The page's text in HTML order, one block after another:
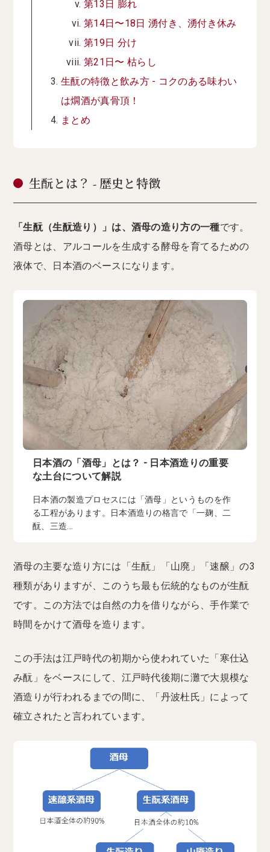
第13日 膨れ
第14日〜18日 湧付き、湧付き休み
第19日 分け
第21日〜 枯らし
生酛の特徴と飲み方 - コクのある味わい
は燗酒が真骨頂！
まとめ
生酛とは？ - 歴史と特徴
「生酛（生酛造り）」は、酒母の造り方の一種です。
酒母とは、アルコールを生成する酵母を育てるための
液体で、日本酒のベースになります。
日本酒の「酒母」とは？ - 日本酒造りの重要
な土台について解説
日本酒の製造プロセスには「酒母」というものを作
る工程があります。日本酒造りの格言で「一麹、二
酛、三造...
酒母の主要な造り方には「生酛」「山廃」「速醸」の3
種類がありますが、このうち最も伝統的なものが生酛
です。この方法では自然の力を借りながら、手作業で
時間をかけて酒母を造ります。
この手法は江戸時代の初期から使われていた「寒仕込
み酛」をベースにして、江戸時代後期に灘で大規模な
酒造りが行われるまでの間に、「丹波杜氏」によって
確立されたと言われています。